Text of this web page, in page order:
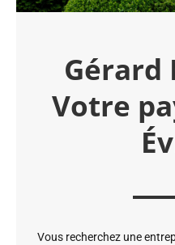
Gérard
Votre
Vous recherchez une